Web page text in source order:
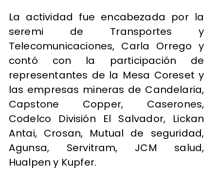
La actividad fue encabezada por la
seremi de Transportes y
Telecomunicaciones, Carla Orrego y
contó con la participación de
representantes de la Mesa Coreset y
las empresas mineras de Candelaria,
Capstone Copper, Caserones,
Codelco División El Salvador, Lickan
Antai, Crosan, Mutual de seguridad,
Agunsa, Servitram, JCM salud,
Hualpen y Kupfer.